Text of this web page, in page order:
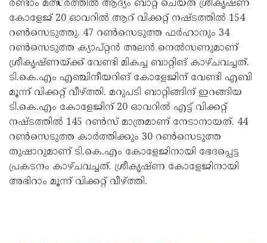
രണ്ടാം മത്സരത്തിൽ ആദ്യം ബാറ്റ് ചെയ്ത ശ്രീകൃഷ്ണ
കോളേജ് 20 ഓവറിൽ ആറ് വിക്കറ്റ് നഷ്ടത്തിൽ 154
റൺസെടുത്തു. 47 റൺസെടുത്ത ഫർഹാനും 34
റൺസെടുത്ത ക്യാപ്റ്റൻ അലൻ നെൽസണുമാണ്
ശ്രീകൃഷ്ണയ്ക്ക് വേണ്ടി മികച്ച ബാറ്റിങ് കാഴ്ചവച്ചത്.
ടി.കെ.എം എഞ്ചിനീയറിങ് കോളേജിന് വേണ്ടി എബി
മൂന്ന് വിക്കറ്റ് വീഴ്ത്തി. മറുപടി ബാറ്റിങ്ങിന് ഇറങ്ങിയ
ടി.കെ.എം കോളേജിന് 20 ഓവറിൽ എട്ട് വിക്കറ്റ്
നഷ്ടത്തിൽ 145 റൺസ് മാത്രമാണ് നേടാനായത്. 44
റൺസെടുത്ത കാർത്തിക്കും 30 റൺസെടുത്ത
തുഷാറുമാണ് ടി.കെ.എം കോളേജിനായി ഭേദപ്പെട്ട
പ്രകടനം കാഴ്ചവച്ചത്. ശ്രീകൃഷ്ണ കോളേജിനായി
അഭിറാം മൂന്ന് വിക്കറ്റ് വീഴ്ത്തി.